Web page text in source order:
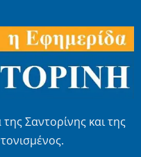
Σαντορίνης και της